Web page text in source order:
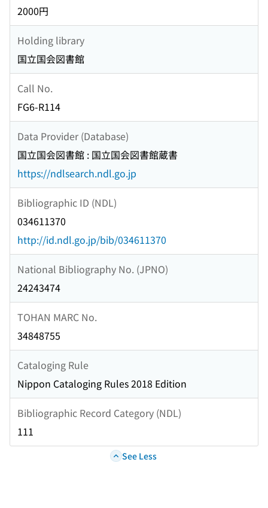
2000円
Holding library
国立国会図書館
Call No.
FG6-R114
Data Provider (Database)
国立国会図書館 : 国立国会図書館蔵書
https://ndlsearch.ndl.go.jp
Bibliographic ID (NDL)
034611370
http://id.ndl.go.jp/bib/034611370
National Bibliography No. (JPNO)
24243474
TOHAN MARC No.
34848755
Cataloging Rule
Nippon Cataloging Rules 2018 Edition
Bibliographic Record Category (NDL)
111
See Less